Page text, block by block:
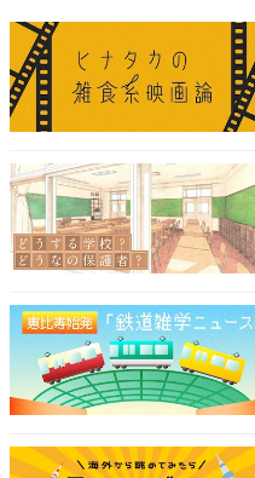
こちらもおすすめ
【投票率
日」は民主
後初】